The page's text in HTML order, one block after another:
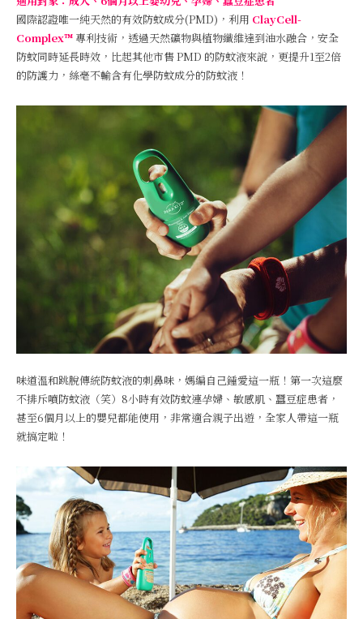
國際認證唯一純天然的有效防蚊成分(PMD)，利用 ClayCell-
Complex™ 專利技術，透過天然礦物與植物纖維達到油水融合，安全
防蚊同時延長時效，比起其他市售 PMD 的防蚊液來說，更提升1至2倍
的防護力，絲毫不輸含有化學防蚊成分的防蚊液！
味道溫和跳脫傳統防蚊液的刺鼻味，媽編自己鍾愛這一瓶！第一次這麼
不排斥噴防蚊液（笑）8小時有效防蚊連孕婦、敏感肌、蠶豆症患者，
甚至6個月以上的嬰兒都能使用，非常適合親子出遊，全家人帶這一瓶
就搞定啦！